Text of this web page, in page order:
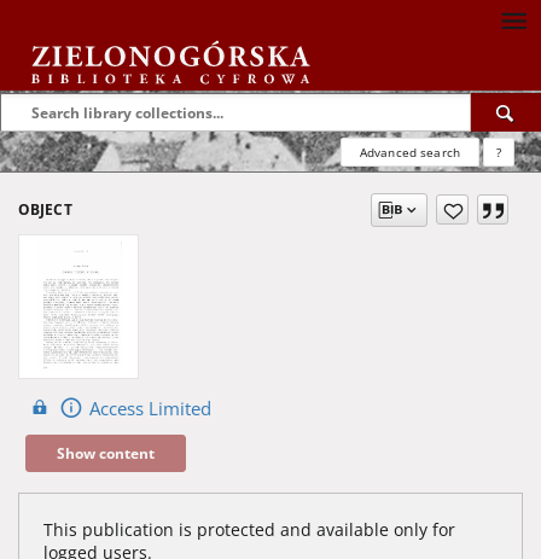
Advanced search ?
OBJECT
Access Limited
Show content
This publication is protected and available only for
logged users.